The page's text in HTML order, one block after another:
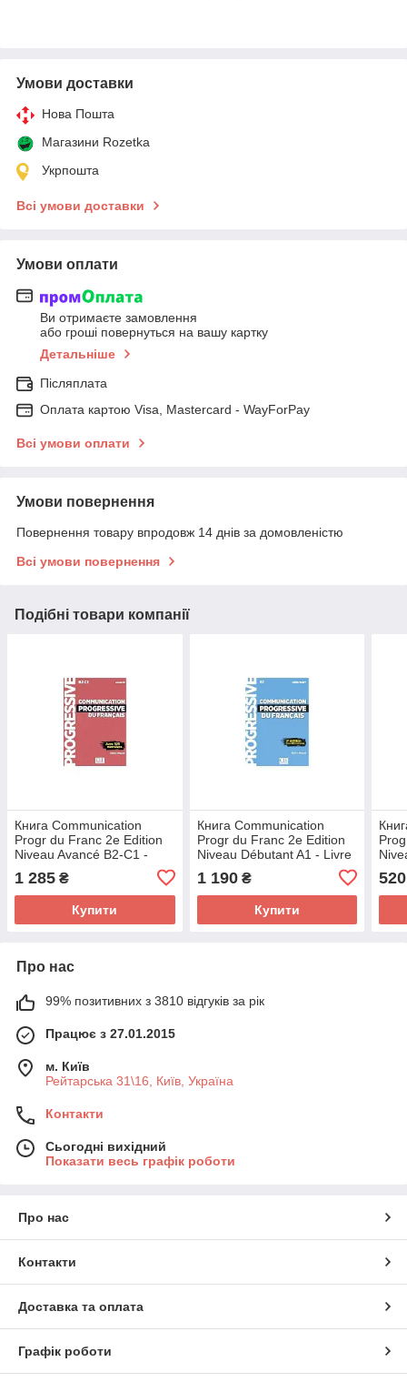
Умови доставки
Нова Пошта
Магазини Rozetka
Укрпошта
Всі умови доставки
Умови оплати
Ви отримаєте замовлення
або гроші повернуться на вашу картку
Детальніше
Післяплата
Оплата картою Visa, Mastercard - WayForPay
Всі умови оплати
Умови повернення
Повернення товару впродовж 14 днів за домовленістю
Всі умови повернення
Подібні товари компанії
Книга Communication
Progr du Franc 2e Edition
Niveau Avancé B2-C1 -
(9782090382112) CLE
International
1 285 ₴
Купити
Книга Communication
Progr du Franc 2e Edition
Niveau Débutant A1 - Livre
CLE International
1 190₴
Купити
520
Про нас
99% позитивних з 3810 відгуків за рік
Працює з 27.01.2015
м. Київ
Рейтарська 31\16, Київ, Україна
Контакти
Сьогодні вихідний
Показати весь графік роботи
Про нас
Контакти
Доставка та оплата
Графік роботи